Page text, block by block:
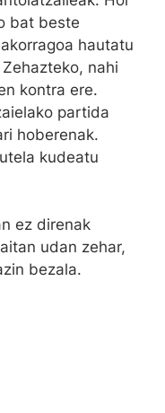
bat beste
hautatu
nahi
kontra ere.
partida
hoberenak.
kudeatu
ez direnak
udan zehar,
bezala.